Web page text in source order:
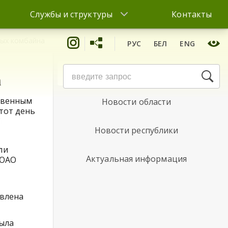
Службы и структуры Контакты
РУС БЕЛ ENG
день
Новости района
Новости области
Новости республики
Актуальная информация